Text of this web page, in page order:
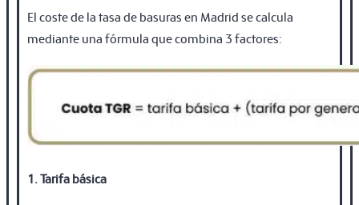
El coste de la tasa de basuras en Madrid se calcula
mediante una fórmula que combina 3 factores:
1. Tarifa básica